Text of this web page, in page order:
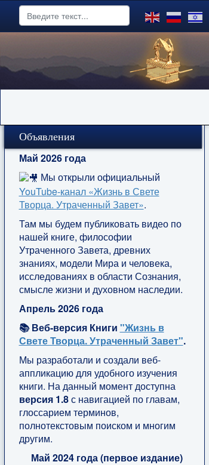
Объявления
Май 2026 года
Мы открыли официальный
YouTube‑канал «Жизнь в Свете
Творца. Утраченный Завет».
Там мы будем публиковать видео по
нашей книге, философии
Утраченного Завета, древних
знаниях, модели Мира и человека,
исследованиях в области Сознания,
смысле жизни и духовном наследии.
Апрель 2026 года
📚 Веб-версия Книги "Жизнь в
Свете Творца. Утраченный Завет".
Мы разработали и создали веб-
аппликацию для удобного изучения
книги. На данный момент доступна
версия 1.8с навигацией по главам,
глоссарием терминов,
полнотекстовым поиском и многим
другим.
Май 2024 года (первое издание)